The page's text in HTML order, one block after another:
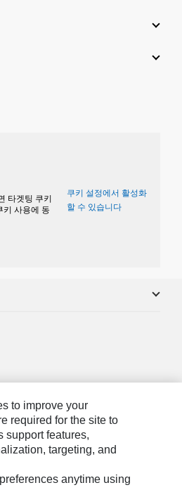
타겟팅 쿠키
키 사용에 동
쿠키 설정에서 활성화
할 수 있습니다
to improve your
required for the site to
support features,
targeting, and
anytime using